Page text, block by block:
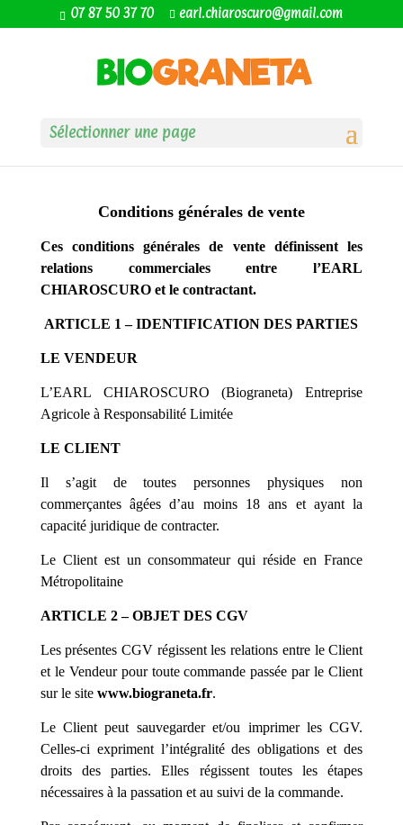
07 87 50 37 70 earl.chiaroscuro@gmail.com
Sélectionner une page
Conditions générales de vente
Ces conditions générales de vente définissent les
relations commerciales entrel’EARL
CHIAROSCUROet le contractant.
ARTICLE 1 – IDENTIFICATION DES PARTIES
LE VENDEUR
L’EARL CHIAROSCURO (Biograneta) Entreprise
Agricole à Responsabilité Limitée
LE CLIENT
Il s’agit de toutes personnes physiques non
commerçantes âgées d’au moins 18 ans et ayant la
capacité juridique de contracter.
Le Client est un consommateur qui réside en France
Métropolitaine
ARTICLE 2 – OBJET DES CGV
Les présentes CGV régissent les relations entre le Client
et le Vendeur pour toute commande passée par le Client
sur le site www.biograneta.fr.
Le Client peut sauvegarder et/ou imprimer les CGV.
Celles-ci expriment l’intégralité des obligations et des
droits des parties. Elles régissent toutes les étapes
nécessaires à la passation et au suivi de la commande.